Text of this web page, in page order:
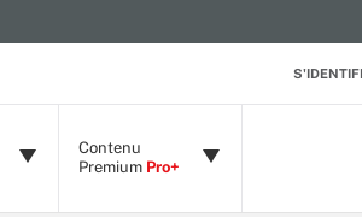
Contenu
Premium Pro+